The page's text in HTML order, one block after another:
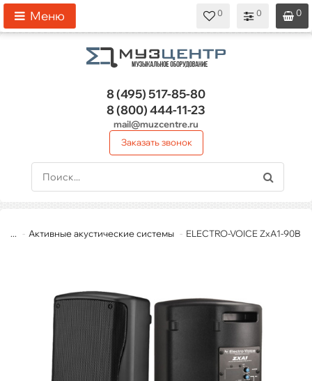
0
0
0
Меню
8 (495)517-85-80
8 (800)444-11-23
mail@muzcentre.ru
Заказать звонок
... Активные акустические системы ELECTRO-VOICE ZxA1-90B